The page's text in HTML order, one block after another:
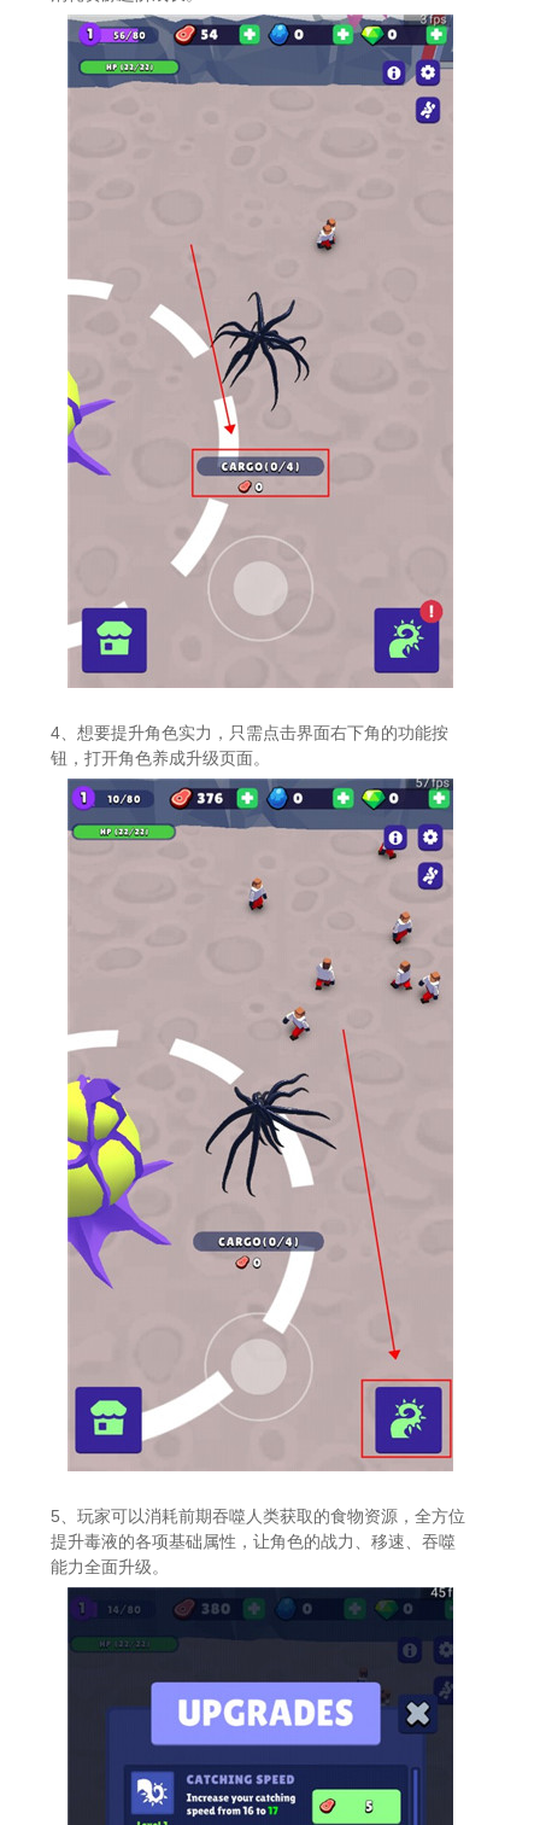
4、想要提升角色实力，只需点击界面右下角的功能按
钮，打开角色养成升级页面。
5、玩家可以消耗前期吞噬人类获取的食物资源，全方位
提升毒液的各项基础属性，让角色的战力、移速、吞噬
能力全面升级。